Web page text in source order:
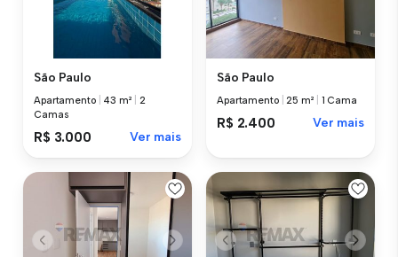
São Paulo
Apartamento 43 m²
2
Camas
R$ 3.000 Ver mais
São Paulo
Apartamento |25 m² 1 Cama
R$ 2.400 Ver mais